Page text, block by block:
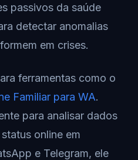
passivos da saúde
detectar anomalias
em crises.
ferramentas como o
Familiar para WA.
para analisar dados
online em
e Telegram, ele